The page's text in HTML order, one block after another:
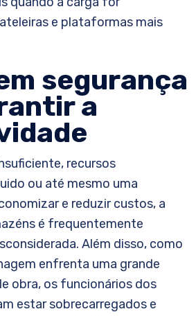
e plataformas mais
segurança
a
recursos
ou até mesmo uma
e reduzir custos, a
é frequentemente
Além disso, como
enfrenta uma grande
obra, os funcionários dos
estar sobrecarregados e